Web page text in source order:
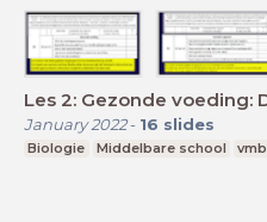
Les 2: Gezonde voeding:
January 2022- 16 slides
Biologie Middelbare school